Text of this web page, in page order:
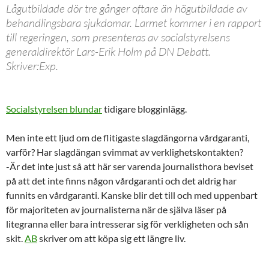
Lågutbildade dör tre gånger oftare än högutbildade av
behandlingsbara sjukdomar. Larmet kommer i en rapport
till regeringen, som presenteras av socialstyrelsens
generaldirektör Lars-Erik Holm på DN Debatt.
Skriver:Exp.
Socialstyrelsen blundartidigare blogginlägg.
Men inte ett ljud om de flitigaste slagdängorna vårdgaranti,
varför? Har slagdängan svimmat av verklighetskontakten?
-Är det inte just så att här ser varenda journalisthora beviset
på att det inte finns någon vårdgaranti och det aldrig har
funnits en vårdgaranti. Kanske blir det till och med uppenbart
för majoriteten av journalisterna när de själva läser på
litegranna eller bara intresserar sig för verkligheten och sån
skit.ABskriver om att köpa sig ett längre liv.